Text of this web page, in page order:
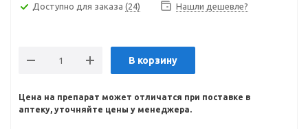
Доступно для заказа (24) Нашли дешевле?
В корзину
Цена на препарат может отличатся при поставке в
аптеку, уточняйте цены у менеджера.